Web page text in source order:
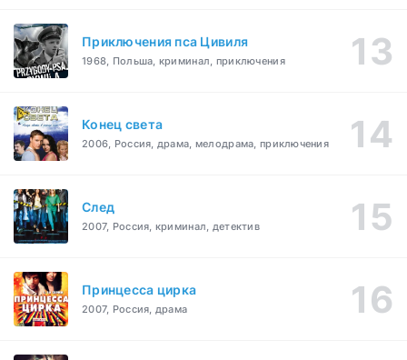
Приключения пса Цивиля
1968, Польша, криминал, приключения
Конец света
2006, Россия, драма, мелодрама, приключения
След
2007, Россия, криминал, детектив
Принцесса цирка
2007, Россия, драма